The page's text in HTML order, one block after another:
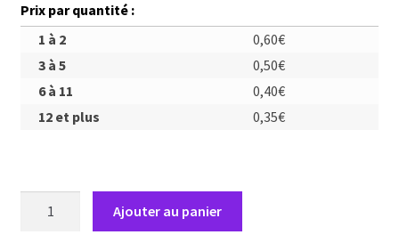
Prix par quantité :
1 à 2
0,60€
3 à 5
0,50€
6 à 11
0,40€
12 et plus
0,35€
Ajouter au panier